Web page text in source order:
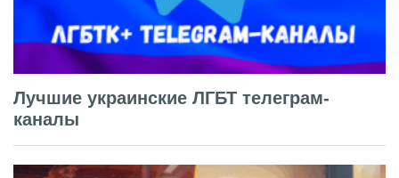
Лучшие украинские ЛГБТ телеграм-
каналы